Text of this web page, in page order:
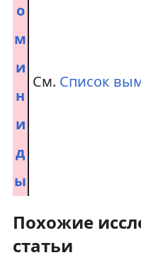
о
м
и
н
и
д
ы
См. Список
Похожие
статьи